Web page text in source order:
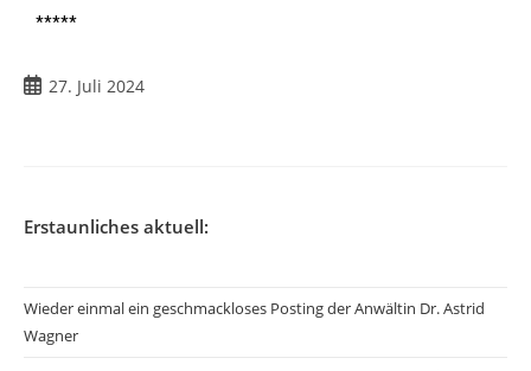
*****
27. Juli 2024
Erstaunliches aktuell:
Wieder einmal ein geschmackloses Posting der Anwältin Dr. Astrid
Wagner